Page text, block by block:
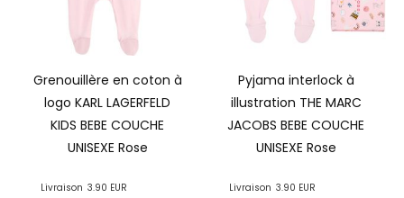
Grenouillère en coton à
logo KARL LAGERFELD
KIDS BEBE COUCHE
UNISEXE Rose
Livraison 3.90 EUR
Pyjama interlock à
illustration THE MARC
JACOBS BEBE COUCHE
UNISEXE Rose
Livraison 3.90 EUR